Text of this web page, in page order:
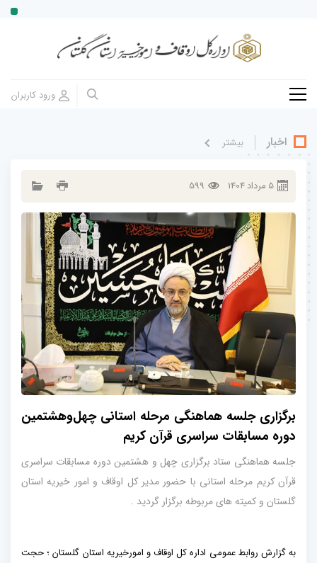
اخبار بيشتر
5 مرداد1404
599
برگزاری جلسه هماهنگی مرحله استانی چهل‌وهشتمین
دوره مسابقات سراسری قرآن کریم
جلسه هماهنگی ستاد برگزاری چهل و هشتمین دوره مسابقات سراسری
قرآن کریم مرحله استانی با حضور مدیر کل اوقاف و امور خیریه استان
گلستان و کمیته های مربوطه برگزار گردید .
به گزارش روابط عمومی اداره کل اوقاف و امورخیریه استان گلستان ؛ حجت